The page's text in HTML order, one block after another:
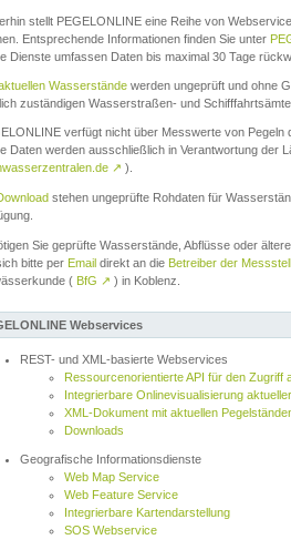
stellt PEGELONLINE eine Reihe von
Entsprechende Informationen finden Sie unter
Dienste umfassen Daten bis maximal 30 Tage
Wasserstände werden ungeprüft und ohne
zuständigen Wasserstraßen- und
verfügt nicht über Messwerte von Pegeln
Daten werden ausschließlich in Verantwortung der
↗ ).
stehen ungeprüfte Rohdaten für
Sie geprüfte Wasserstände, Abflüsse oder
bitte per Email direkt an die Betreiber der
( BfG ↗ ) in Koblenz.
Webservices
REST- und XML-basierte Webservices
Ressourcenorientierte API für den Zugriff
Integrierbare Onlinevisualisierung
XML-Dokument mit aktuellen
Downloads
Geografische Informationsdienste
Web Map Service
Web Feature Service
Integrierbare Kartendarstellung
SOS Webservice